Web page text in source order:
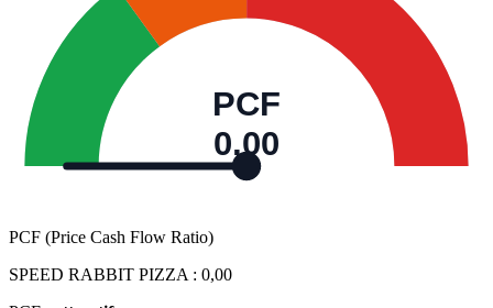
PCF
0,00
PCF (Price Cash Flow Ratio)
SPEED RABBIT PIZZA : 0,00